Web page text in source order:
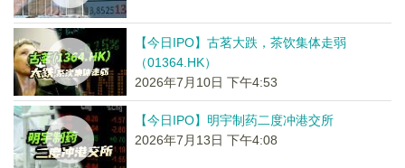
【今日IPO】古茗大跌，茶饮集体走弱
（01364.HK）
2026年7月10日 下午4:53
【今日IPO】明宇制药二度冲港交所
2026年7月13日 下午4:08